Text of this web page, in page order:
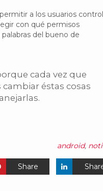
a los usuarios
con qué permisos
del bueno de
cada vez que
éstas cosas
android,
Share